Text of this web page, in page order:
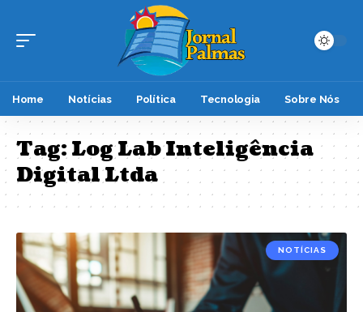
Home Notícias Política Tecnologia Sobre Nós
Tag:Log Lab Inteligência
Digital Ltda
NOTÍCIAS